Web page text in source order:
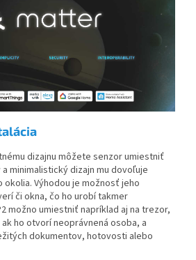
dizajnu môžete senzor umiestniť
minimalistický dizajn mu dovoľuje
Výhodou je možnosť jeho
či okna, čo ho urobí takmer
možno umiestniť napríklad aj na trezor,
ho otvorí neoprávnená osoba, a
dokumentov, hotovosti alebo